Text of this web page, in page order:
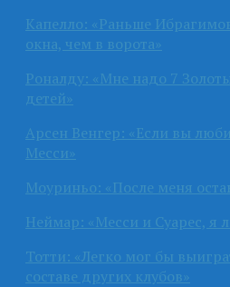
Капелло: «Раньше
окна, чем в ворота»
Роналду: «Мне надо 7
детей»
Арсен Венгер: «Если вы
Месси»
Моуриньо: «После меня
Неймар: «Месси и Суарес, я
Тотти: «Легко мог бы
составе других клубов»